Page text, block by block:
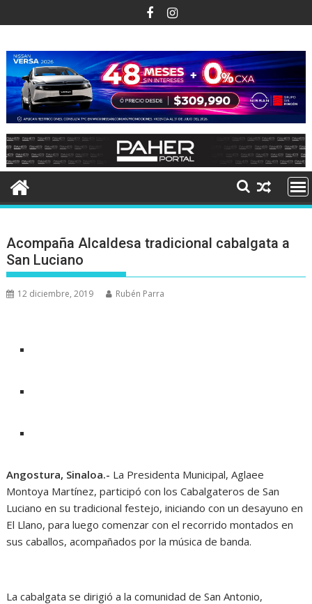
al
Acompaña Alcaldesa tradicional cabalgata a
San Luciano
12 diciembre, 2019 Rubén Parra
Angostura, Sinaloa.- La Presidenta Municipal, Aglaee
Montoya Martínez, participó con los Cabalgateros de San
Luciano en su tradicional festejo, iniciando con un desayuno en
El Llano, para luego comenzar con el recorrido montados en
sus caballos, acompañados por la música de banda.
La cabalgata se dirigió a la comunidad de San Antonio,